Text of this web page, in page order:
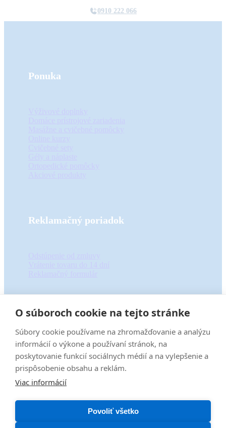
0910 222 066
Ponuka
Reklamačný poriadok
Informácie
regen centra myelis
O nás
Pre partnerov
Ochrana osobných údajov Obchodné podmienky
O súboroch cookie na tejto stránke
Súbory cookie používame na zhromažďovanie a analýzu
informácií o výkone a používaní stránok, na
poskytovanie funkcií sociálnych médií a na vylepšenie a
prispôsobenie obsahu a reklám.
Viac informácií
Povoliť všetko